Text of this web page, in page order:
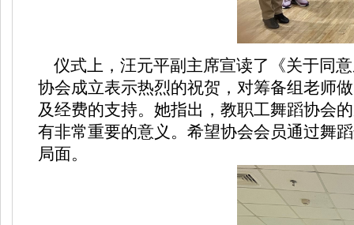
仪式上，汪元平副主席宣读了《关于同
协会成立表示热烈的祝贺，对筹备组老师
及经费的支持。她指出，教职工舞蹈协会
有非常重要的意义。希望协会会员通过舞
局面。